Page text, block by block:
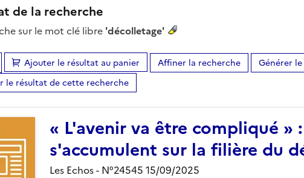
de la recherche
sur le mot clé libre 'décolletage'
disponibles (Ouverture d'une modale)
Ajouter le résultat au panier Affiner la recherche
Générer
le résultat de cette recherche
« L'avenir va être compliqué »
s'accumulent sur la filière du
Les Echos - N°24545 15/09/2025